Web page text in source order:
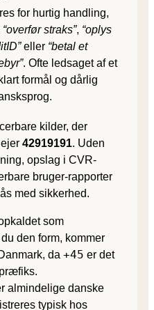
for hurtig handling,
“overfør straks”, “oplys
eller “betal et
. Ofte ledsaget af et
formål og dårlig
kilder, der
42919191. Uden
opslag i CVR-
bruger-rapporter
med sikkerhed.
som
den form, kommer
da +45 er det
almindelige danske
typisk hos